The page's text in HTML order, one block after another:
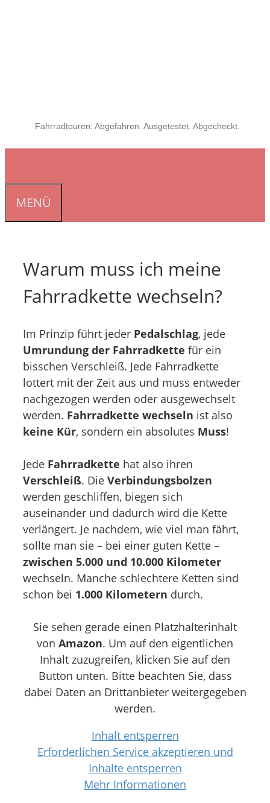
Fahrradtouren: Abgefahren. Ausgetestet. Abgecheckt.
MENÜ
Warum muss ich meine
Fahrradkette wechseln?
Im Prinzip führt jeder Pedalschlag, jede
Umrundung der Fahrradkette für ein
bisschen Verschleiß. Jede Fahrradkette
lottert mit der Zeit aus und muss entweder
nachgezogen werden oder ausgewechselt
werden. Fahrradkette wechseln ist also
keine Kür, sondern ein absolutes Muss!
Jede Fahrradkette hat also ihren
Verschleiß. Die Verbindungsbolzen
werden geschliffen, biegen sich
auseinander und dadurch wird die Kette
verlängert. Je nachdem, wie viel man fährt,
sollte man sie – bei einer guten Kette –
zwischen 5.000 und 10.000 Kilometer
wechseln. Manche schlechtere Ketten sind
schon bei 1.000 Kilometern durch.
Sie sehen gerade einen Platzhalterinhalt
von Amazon. Um auf den eigentlichen
Inhalt zuzugreifen, klicken Sie auf den
Button unten. Bitte beachten Sie, dass
dabei Daten an Drittanbieter weitergegeben
werden.
Inhalt entsperren
Erforderlichen Service akzeptieren und
Inhalte entsperren
Mehr Informationen